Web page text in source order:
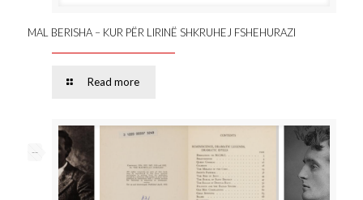
MAL BERISHA – KUR PËR LIRINË SHKRUHEJ FSHEHURAZI
Read more
--